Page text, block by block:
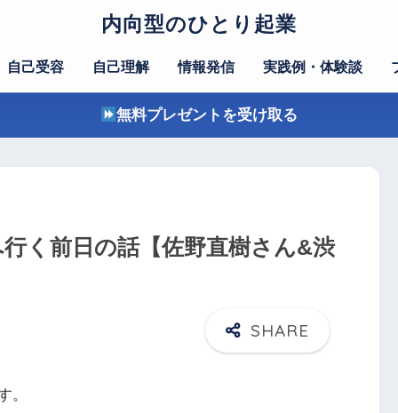
内向型のひとり起業
自己受容 自己理解 情報発信 実践例・体験談
無料プレゼントを受け取る
く前日の話【佐野直樹さん&渋
。